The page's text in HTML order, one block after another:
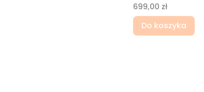
Cena
699,00 zł
Do koszyka